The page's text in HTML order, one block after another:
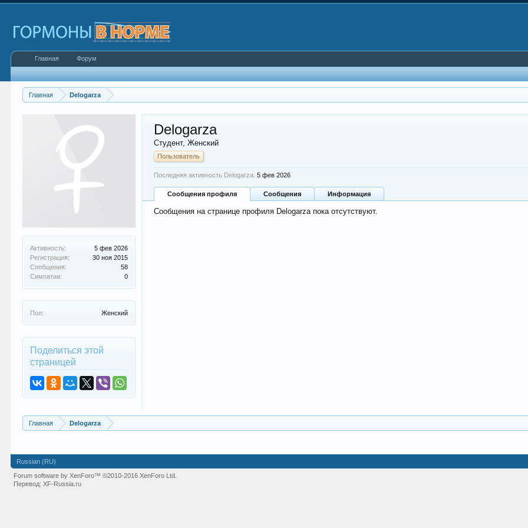
Главная Delogarza
Активность:
5 фев 2026
Регистрация:
30 ноя 2015
Сообщения:
58
Симпатии:
0
Пол: Женский
Поделиться этой
страницей
Delogarza
Студент, Женский
Пользователь
Последняя активность Delogarza: 5 фев 2026
Сообщения профиля Сообщения Информация
Сообщения на странице профиля Delogarza пока отсутствуют.
Главная Delogarza
Главная Форум
Russian (RU)
Forum software by XenForo™©2010-2016 XenForo Ltd.
Перевод:XF-Russia.ru